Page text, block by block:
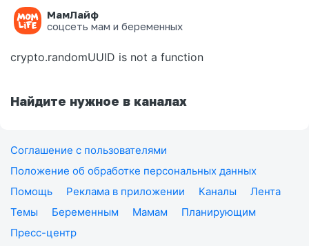
МамЛайф
соцсеть мам и беременных
Ошибка на странице
crypto.randomUUID is not a function
Найдите нужное в каналах
Соглашение с пользователями
Положение об обработке персональных данных
Помощь
Реклама в приложении Каналы
Лента
Темы
Беременным Мамам
Планирующим
Пресс-центр